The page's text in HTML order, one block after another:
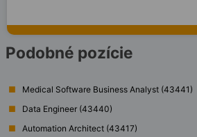
Podobné pozície
Medical Software Business Analyst (43441)
Data Engineer (43440)
Automation Architect (43417)